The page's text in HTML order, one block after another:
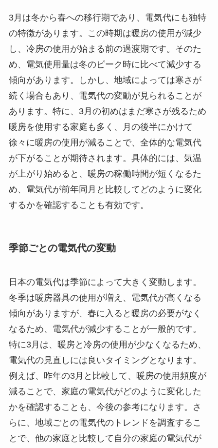
3月は冬から春への移行期であり、電気代にも独特
の特徴があります。この時期は暖房の使用が減少
し、冷房の使用が始まる前の過渡期です。そのた
め、電気使用量は冬のピーク時に比べて減少する
傾向があります。しかし、地域によっては寒さが
続く場合もあり、電気代の変動が見られることが
あります。特に、3月の初めはまだ寒さが残るため
暖房を使用する家庭も多く、月の後半にかけて
徐々に暖房の使用が減ることで、全体的な電気代
が下がることが期待されます。具体的には、気温
が上がり始めると、暖房の稼働時間が短くなるた
め、電気代が前年同月と比較してどのように変化
するかを確認することも有効です。
季節ごとの電気代の変動
日本の電気代は季節によって大きく変動します。
冬季は暖房器具の使用が増え、電気代が高くなる
傾向がありますが、春に入ると暖房の必要がなく
なるため、電気代が減少することが一般的です。
特に3月は、暖房と冷房の使用が少なくなるため、
電気代の見直しには良いタイミングとなります。
例えば、昨年の3月と比較して、暖房の使用頻度が
減ることで、家庭の電気代がどのように変化した
かを確認することも、今後の参考になります。さ
らに、地域ごとの電気代のトレンドを調査するこ
とで、他の家庭と比較して自分の家庭の電気代が